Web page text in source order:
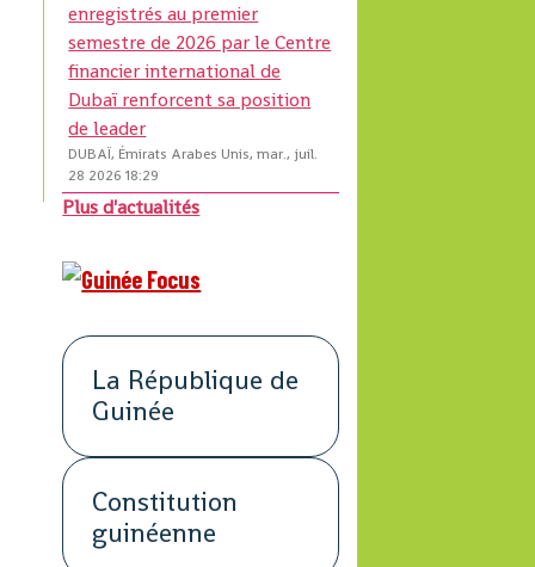
enregistrés au premier
semestre de 2026 par le Centre
financier international de
Dubaï renforcent sa position
de leader
DUBAÏ, Émirats Arabes Unis, mar., juil.
28 2026 18:29
Plus d'actualités
La République de
Guinée
Constitution
guinéenne